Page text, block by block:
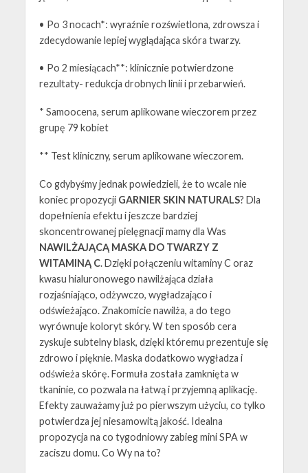
• Po 3 nocach*: wyraźnie rozświetlona, zdrowsza i
zdecydowanie lepiej wyglądająca skóra twarzy.
• Po 2 miesiącach**: klinicznie potwierdzone
rezultaty- redukcja drobnych linii i przebarwień.
* Samoocena, serum aplikowane wieczorem przez
grupę 79 kobiet
** Test kliniczny, serum aplikowane wieczorem.
Co gdybyśmy jednak powiedzieli, że to wcale nie
koniec propozycji GARNIER SKIN NATURALS? Dla
dopełnienia efektu i jeszcze bardziej
skoncentrowanej pielęgnacji mamy dla Was
NAWILŻAJĄCĄ MASKA DO TWARZY Z
WITAMINĄ C. Dzięki połączeniu witaminy C oraz
kwasu hialuronowego nawilżająca działa
rozjaśniająco, odżywczo, wygładzająco i
odświeżająco. Znakomicie nawilża, a do tego
wyrównuje koloryt skóry. W ten sposób cera
zyskuje subtelny blask, dzięki któremu prezentuje się
zdrowo i pięknie. Maska dodatkowo wygładza i
odświeża skórę. Formuła została zamknięta w
tkaninie, co pozwala na łatwą i przyjemną aplikację.
Efekty zauważamy już po pierwszym użyciu, co tylko
potwierdza jej niesamowitą jakość. Idealna
propozycja na co tygodniowy zabieg mini SPA w
zaciszu domu. Co Wy na to?